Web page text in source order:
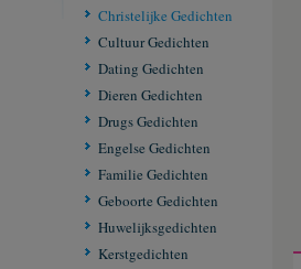
Christelijke Gedichten
Cultuur Gedichten
Dating Gedichten
Dieren Gedichten
Drugs Gedichten
Engelse Gedichten
Familie Gedichten
Geboorte Gedichten
Huwelijksgedichten
Kerstgedichten